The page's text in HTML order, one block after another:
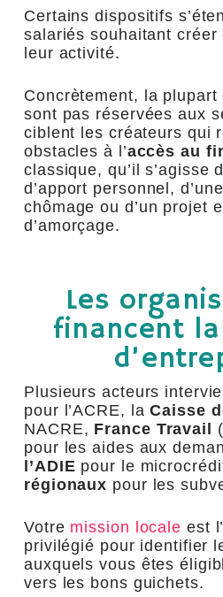
Certains dispositifs
salariés souhaitant créer
leur activité.
Concrètement, la
sont pas réservées aux
ciblent les créateurs qui
obstacles à l’accès au
classique, qu’il s’agisse
d’apport personnel,
chômage ou d’un projet
d’amorçage.
Les
financent
Plusieurs acteurs
pour l’ACRE, laCaisse
NACRE, France Travail
pour les aides aux
l’ADIE pour le
régionaux pour les
Votre mission locale est
privilégié pour identifier
auxquels vous êtes
vers les bons guichets.